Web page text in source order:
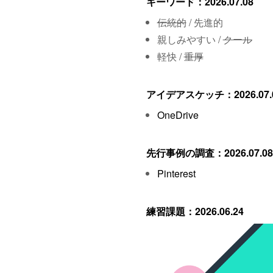
伝統的/ 先進的
親しみやすい /クール
軽快 /重厚
アイデアスケッチ：
OneDrive
先行事例の調査：2026.07.08
Pinterest
練習課題：2026.06.24